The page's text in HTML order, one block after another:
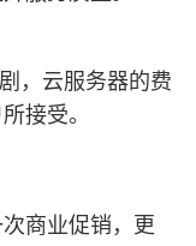
，云服务器的费
接受。
商业促销，更